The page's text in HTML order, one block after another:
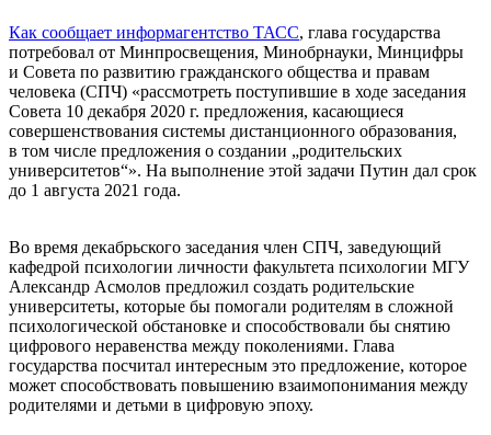
Как сообщает информагентство ТАСС, глава государства
потребовал от Минпросвещения, Минобрнауки, Минцифры
и Совета по развитию гражданского общества и правам
человека (СПЧ) «рассмотреть поступившие в ходе заседания
Совета 10 декабря 2020 г. предложения, касающиеся
совершенствования системы дистанционного образования,
в том числе предложения о создании „родительских
университетов“». На выполнение этой задачи Путин дал срок
до 1 августа 2021 года.
Во время декабрьского заседания член СПЧ, заведующий
кафедрой психологии личности факультета психологии МГУ
Александр Асмолов предложил создать родительские
университеты, которые бы помогали родителям в сложной
психологической обстановке и способствовали бы снятию
цифрового неравенства между поколениями. Глава
государства посчитал интересным это предложение, которое
может способствовать повышению взаимопонимания между
родителями и детьми в цифровую эпоху.